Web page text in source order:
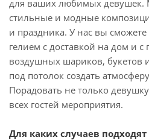
для ваших любимых девушек.
стильные и модные
и праздника. У нас вы сможете
гелием с доставкой на дом и
воздушных шариков, букетов
под потолок создать
Порадовать не только
всех гостей мероприятия.
Для каких случаев